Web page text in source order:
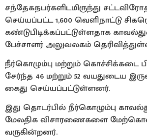
சந்தேகநபர்களிடமிருந்து
செய்யப்பட்ட 1,600 வெளிநாட்டு
கண்டுபிடிக்கப்பட்டுள்ளதாக
பேச்சாளர் அலுவலகம்
நீர்கொழும்பு மற்றும் கொச்சிக்கடை
சேர்ந்த 46 மற்றும் 52 வயதுடைய
கைது செய்யப்பட்டுள்ளனர்.
இது தொடர்பில் நீர்கொழும்பு
மேலதிக விசாரணைகளை
வருகின்றனர்.